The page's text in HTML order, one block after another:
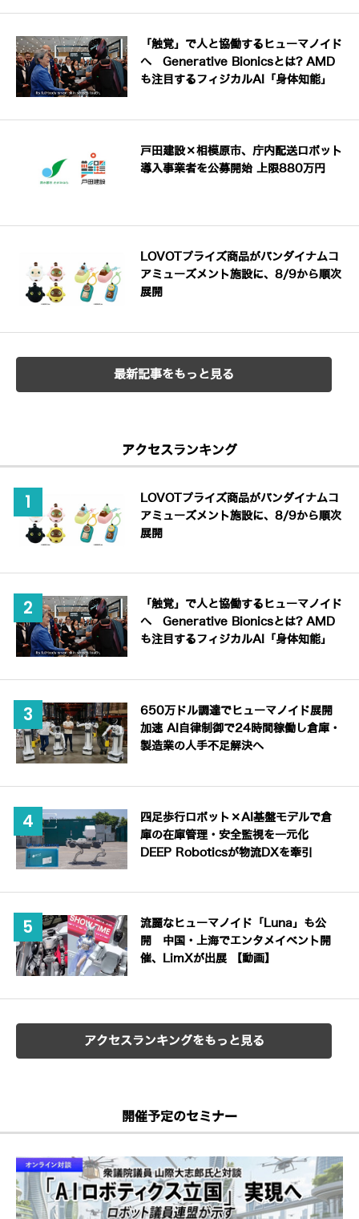
「触覚」で人と協働するヒューマノイド
へ Generative Bionicsとは? AMD
も注目するフィジカルAI「身体知能」
戸田建設×相模原市、庁内配送ロボット
導入事業者を公募開始 上限880万円
LOVOTプライズ商品がバンダイナムコ
アミューズメント施設に、8/9から順次
展開
最新記事をもっと見る
アクセスランキング
LOVOTプライズ商品がバンダイナムコ
アミューズメント施設に、8/9から順次
展開
「触覚」で人と協働するヒューマノイド
へ Generative Bionicsとは? AMD
も注目するフィジカルAI「身体知能」
650万ドル調達でヒューマノイド展開
加速 AI自律制御で24時間稼働し倉庫・
製造業の人手不足解決へ
四足歩行ロボット×AI基盤モデルで倉
庫の在庫管理・安全監視を一元化
DEEP Roboticsが物流DXを牽引
流麗なヒューマノイド「Luna」も公
開 中国・上海でエンタメイベント開
催、LimXが出展 【動画】
アクセスランキングをもっと見る
開催予定のセミナー